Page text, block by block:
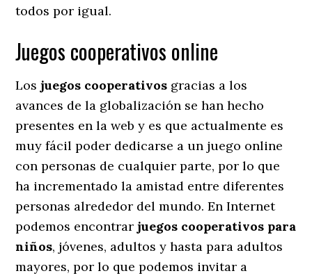
todos por igual.
Juegos cooperativos online
Losjuegos cooperativos gracias a los
avances de la globalización se han hecho
presentes en la web y es que actualmente es
muy fácil poder dedicarse a un juego online
con personas de cualquier parte, por lo que
ha incrementado la amistad entre diferentes
personas alrededor del mundo. En Internet
podemos encontrarjuegos cooperativos para
niños, jóvenes, adultos y hasta para adultos
mayores, por lo que podemos invitar a